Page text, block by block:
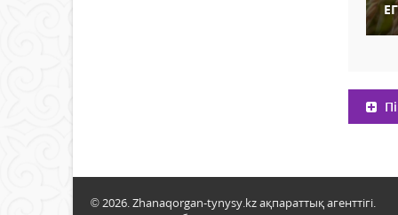
© 2026. Zhanaqorgan-tynysy.kz ақпараттық агенттігі.